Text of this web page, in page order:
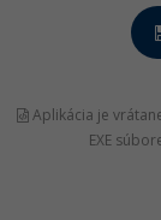
Aplikácia je
EXE